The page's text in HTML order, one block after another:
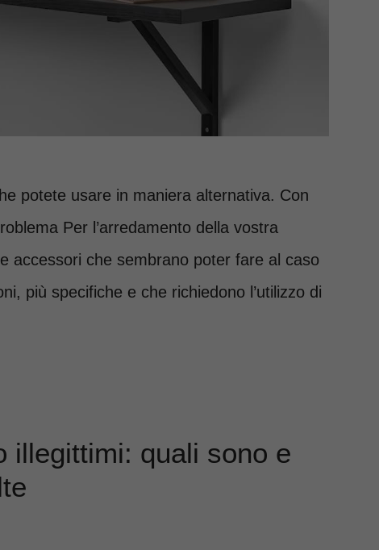
potete usare in maniera alternativa. Con
Per l’arredamento della vostra
accessori che sembrano poter fare al caso
più specifiche e che richiedono l’utilizzo di
illegittimi: quali sono e